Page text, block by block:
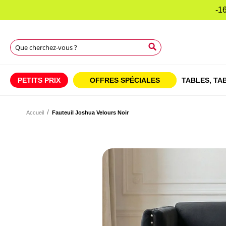
-
Rechercher
PETITS PRIX OFFRES SPÉCIALES TABLES,
Accueil Fauteuil Joshua Velours Noir